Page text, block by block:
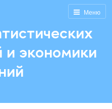
Меню
и экономики